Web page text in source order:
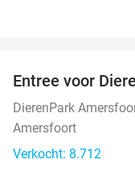
Entree voor
DierenPark
Amersfoort
Verkocht: 8.712